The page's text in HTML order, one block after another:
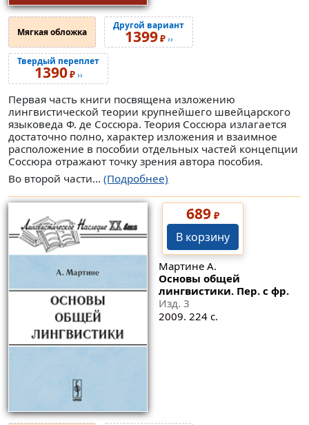
Мягкая обложка
Другой вариант
1399₽››
Твердый переплет
1390₽››
Первая часть книги посвящена изложению
лингвистической теории крупнейшего швейцарского
языковеда Ф. де Соссюра. Теория Соссюра излагается
достаточно полно, характер изложения и взаимное
расположение в пособии отдельных частей концепции
Соссюра отражают точку зрения автора пособия.
Во второй части... (Подробнее)
689₽
В корзину
Мартине А.
Основы общей
лингвистики. Пер. с фр.
Изд. 3
2009. 224 с.